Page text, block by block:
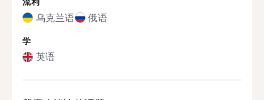
流利
乌克兰语 俄语
学
英语